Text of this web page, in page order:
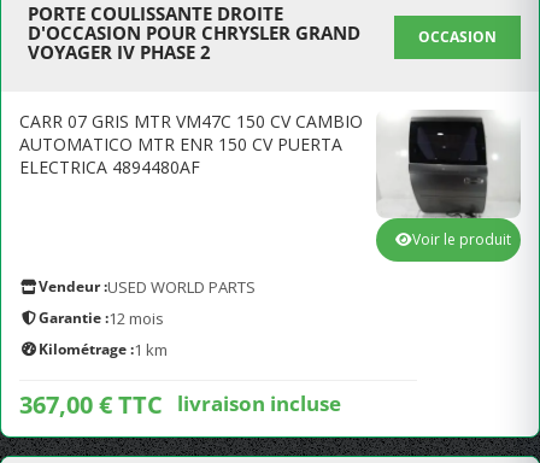
PORTE COULISSANTE DROITE
D'OCCASION POUR CHRYSLER GRAND
VOYAGER IV PHASE 2
OCCASION
CARR 07 GRIS MTR VM47C 150 CV CAMBIO
AUTOMATICO MTR ENR 150 CV PUERTA
ELECTRICA 4894480AF
Vendeur :USED WORLD PARTS
Garantie :12 mois
Kilométrage :1 km
367,00 € TTC livraison incluse
Voir le produit